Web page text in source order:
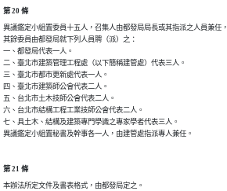
第 20 條
異議鑑定小組置委員十五人，召集人由都發局局長或其指派之人員兼任，
其餘委員由都發局就下列人員聘（派）之：
一、都發局代表一人。
二、臺北市建築管理工程處（以下簡稱建管處）代表三人。
三、臺北市都市更新處代表一人。
四、臺北市建築師公會代表二人。
五、台北市土木技師公會代表二人。
六、台北市結構工程工業技師公會代表二人。
七、具土木、結構及建築專門學識之專家學者代表三人。
異議鑑定小組置秘書及幹事各一人，由建管處指派專人兼任。
第 21 條
本辦法所定文件及書表格式，由都發局定之。